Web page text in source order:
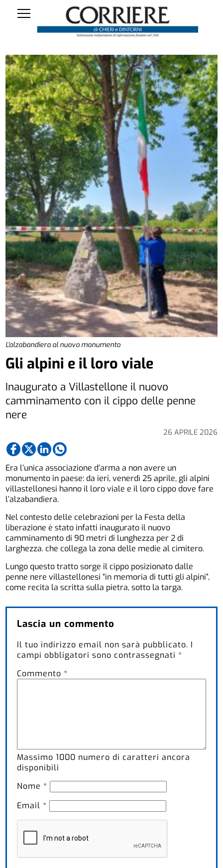
L'alzabandiera al nuovo monumento
26 APRILE 2026
Gli alpini e il loro viale
Inaugurato a Villastellone il nuovo
camminamento con il cippo delle penne
nere
Era l’unica associazione d’arma a non avere un
monumento in paese: da ieri, venerdì 25 aprile, gli alpini
villastellonesi hanno il loro viale e il loro cippo dove fare
l’alzabandiera.
Nel contesto delle celebrazioni per la Festa della
liberazione è stato infatti inaugurato il nuovo
camminamento di 90 metri di lunghezza per 2 di
larghezza. che collega la zona delle medie al cimitero.
Lungo questo tratto sorge il cippo posizionato dalle
penne nere villastellonesi “in memoria di tutti gli alpini”,
come recita la scritta sulla pietra, sotto la targa.
Lascia un commento
Il tuo indirizzo email non sarà pubblicato. I
campi obbligatori sono contrassegnati *
Commento *
Massimo1000 numero di caratteri ancora
disponibili
Nome *
Email *